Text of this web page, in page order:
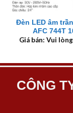
Đèn LED âm
AFC 744T
Giá bán: Vui
CÔNG